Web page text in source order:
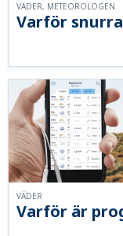
Varför
VÄDER, METEOROLOGEN
Varför är
VÄDER